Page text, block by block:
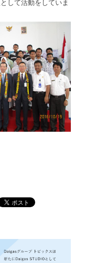
して活動をしていま